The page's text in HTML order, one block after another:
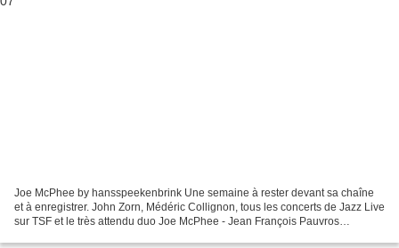
Joe McPhee by hansspeekenbrink Une semaine à rester devant sa chaîne
et à enregistrer. John Zorn, Médéric Collignon, tous les concerts de Jazz Live
sur TSF et le très attendu duo Joe McPhee - Jean François Pauvros